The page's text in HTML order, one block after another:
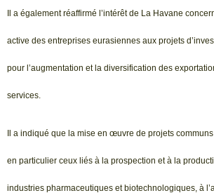
Il a également réaffirmé l’intérêt de La Havane
active des entreprises eurasiennes aux projets
pour l’augmentation et la diversification des
services.
Il a indiqué que la mise en œuvre de projets communs
en particulier ceux liés à la prospection et à la
industries pharmaceutiques et biotechnologiques, à